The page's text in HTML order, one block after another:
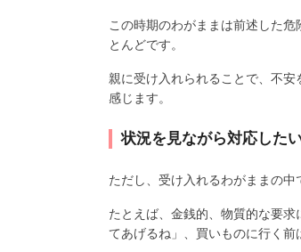
この時期のわがままは前述した
とんどです。
親に受け入れられることで、不
感じます。
状況を見ながら対応した
ただし、受け入れるわがままの中
たとえば、金銭的、物質的な要
てあげるね」、買いものに行く前